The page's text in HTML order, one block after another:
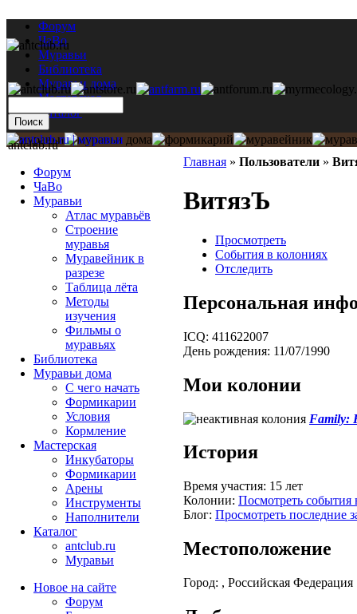
Форум
ЧаВо
Муравьи
Библиотека
Муравьи дома
Мастерская
Каталог
Главная » Пользователи »
ВитязЪ
Просмотреть
События в колониях
Отследить
Персональная
ICQ: 411622007
День рождения: 11/07/1990
Мои колонии
Family:
История
Время участия: 15 лет
Колонии: Посмотреть события
Блог: Просмотреть последние
Местоположение
Город: , Российская Федерация
antclub.ru
Форум
ЧаВо
Муравьи
Атлас муравьёв
Строение
муравья
Муравейник в
разрезе
Таблица лёта
Методы
изучения
Фильмы о
муравьях
Библиотека
Муравьи дома
С чего начать
Формикарии
Условия
Кормление
Мастерская
Инкубаторы
Формикарии
Арены
Инструменты
Наполнители
Каталог
antclub.ru
Муравьи
Новое на сайте
Форум